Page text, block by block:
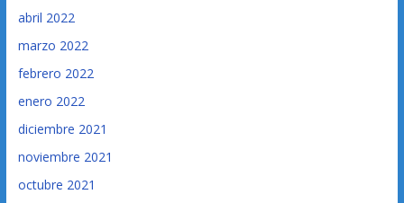
abril 2022
marzo 2022
febrero 2022
enero 2022
diciembre 2021
noviembre 2021
octubre 2021